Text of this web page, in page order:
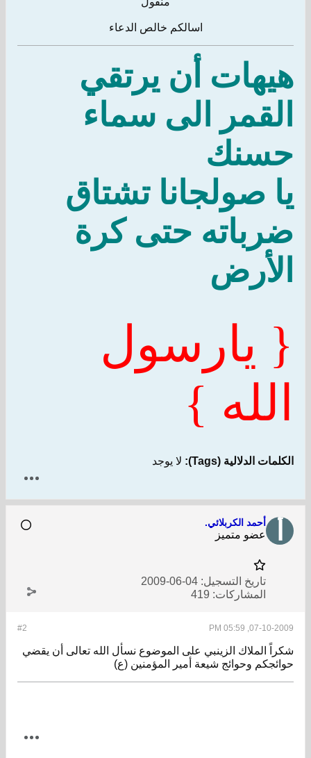
اسالكم خالص الدعاء
هيهات أن يرتقي
القمر الى سماء
حسنك
يا صولجانا تشتاق
ضرباته حتى كرة
الأرض
{ يارسول
الله }
الكلمات الدلالية (Tags): لا يوجد
أحمد الكربلائي.
عضو متميز
تاريخ التسجيل: 04-06-2009
المشاركات: 419
#2 07-10-2009, 05:59 PM
شكراً الملاك الزينبي على الموضوع نسأل الله تعالى أن يقضي
حوائجكم وحوائج شيعة أمير المؤمنين (ع)